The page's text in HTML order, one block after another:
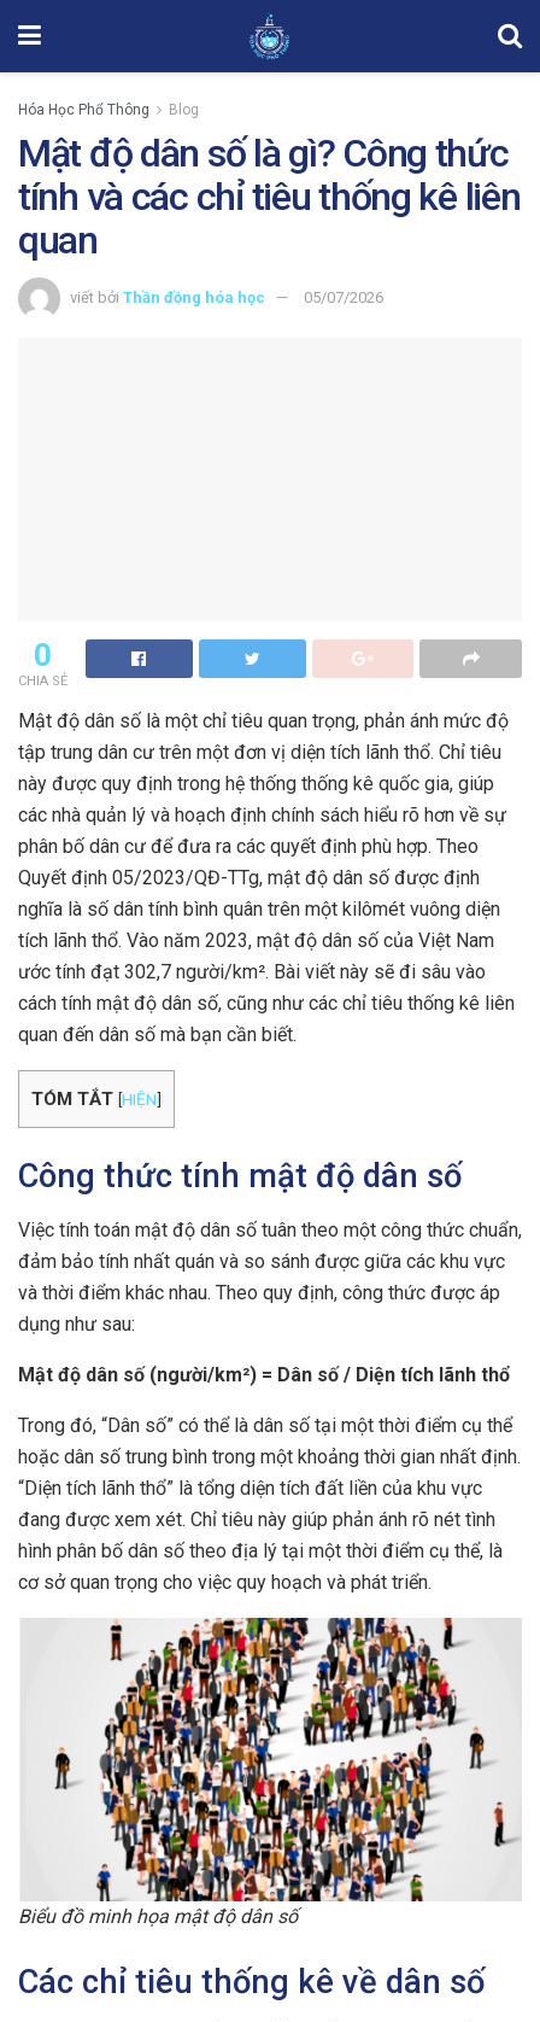
Hóa Học Phổ Thông Blog
Mật độ dân số là gì? Công thức
tính và các chỉ tiêu thống kê liên
quan
viết bởi Thần đồng hóa học 05/07/2026
0
CHIA SẺ
Mật độ dân số là một chỉ tiêu quan trọng, phản ánh mức độ
tập trung dân cư trên một đơn vị diện tích lãnh thổ. Chỉ tiêu
này được quy định trong hệ thống thống kê quốc gia, giúp
các nhà quản lý và hoạch định chính sách hiểu rõ hơn về sự
phân bố dân cư để đưa ra các quyết định phù hợp. Theo
Quyết định 05/2023/QĐ-TTg, mật độ dân số được định
nghĩa là số dân tính bình quân trên một kilômét vuông diện
tích lãnh thổ. Vào năm 2023, mật độ dân số của Việt Nam
ước tính đạt 302,7 người/km². Bài viết này sẽ đi sâu vào
cách tính mật độ dân số, cũng như các chỉ tiêu thống kê liên
quan đến dân số mà bạn cần biết.
TÓM TẮT [HIỆN]
Công thức tính mật độ dân số
Việc tính toán mật độ dân số tuân theo một công thức chuẩn,
đảm bảo tính nhất quán và so sánh được giữa các khu vực
và thời điểm khác nhau. Theo quy định, công thức được áp
dụng như sau:
Mật độ dân số (người/km²) = Dân số / Diện tích lãnh thổ
Trong đó, “Dân số” có thể là dân số tại một thời điểm cụ thể
hoặc dân số trung bình trong một khoảng thời gian nhất định.
“Diện tích lãnh thổ” là tổng diện tích đất liền của khu vực
đang được xem xét. Chỉ tiêu này giúp phản ánh rõ nét tình
hình phân bố dân số theo địa lý tại một thời điểm cụ thể, là
cơ sở quan trọng cho việc quy hoạch và phát triển.
Biểu đồ minh họa mật độ dân số
Các chỉ tiêu thống kê về dân số